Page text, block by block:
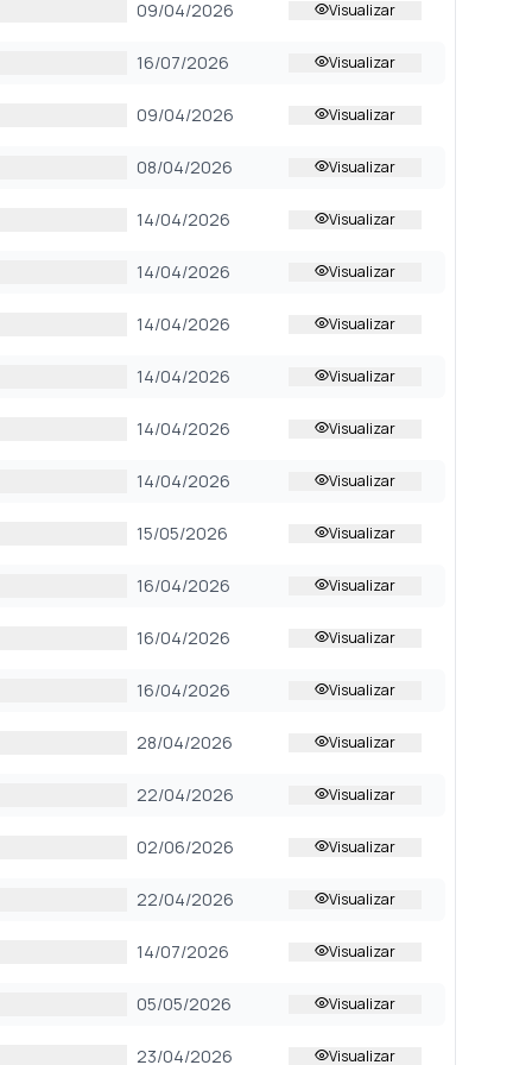
09/04/2026 Visualizar
16/07/2026 Visualizar
09/04/2026 Visualizar
08/04/2026 Visualizar
14/04/2026 Visualizar
14/04/2026 Visualizar
14/04/2026 Visualizar
14/04/2026 Visualizar
14/04/2026 Visualizar
14/04/2026 Visualizar
15/05/2026 Visualizar
16/04/2026 Visualizar
16/04/2026 Visualizar
16/04/2026 Visualizar
28/04/2026 Visualizar
22/04/2026 Visualizar
02/06/2026 Visualizar
22/04/2026 Visualizar
14/07/2026 Visualizar
05/05/2026 Visualizar
23/04/2026 Visualizar